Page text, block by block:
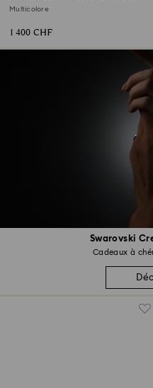
Swarovski
Cadeaux à
l’Avent 2026
Multicolore
1 400 CHF